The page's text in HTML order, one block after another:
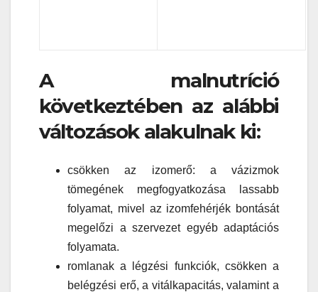
A malnutríció
következtében az alábbi
változások alakulnak ki:
csökken az izomerő: a vázizmok
tömegének megfogyatkozása lassabb
folyamat, mivel az izomfehérjék bontását
megelőzi a szervezet egyéb adaptációs
folyamata.
romlanak a légzési funkciók, csökken a
belégzési erő, a vitálkapacitás, valamint a